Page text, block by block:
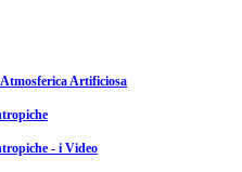
Artificiosa
- i Video